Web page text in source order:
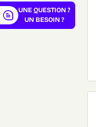
UNE QUESTION ?
UN BESOIN ?